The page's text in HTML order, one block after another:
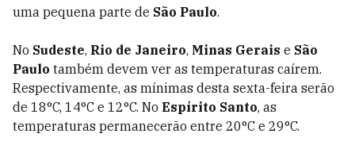
uma pequena parte de São Paulo.
No Sudeste, Rio de Janeiro, Minas Gerais e São
Paulo também devem ver as temperaturas caírem.
Respectivamente, as mínimas desta sexta-feira serão
de 18°C, 14°C e 12°C. No Espírito Santo, as
temperaturas permanecerão entre 20°C e 29°C.